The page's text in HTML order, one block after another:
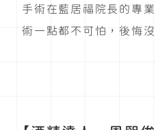
手術在藍居福院長的專
術一點都不可怕，後悔沒